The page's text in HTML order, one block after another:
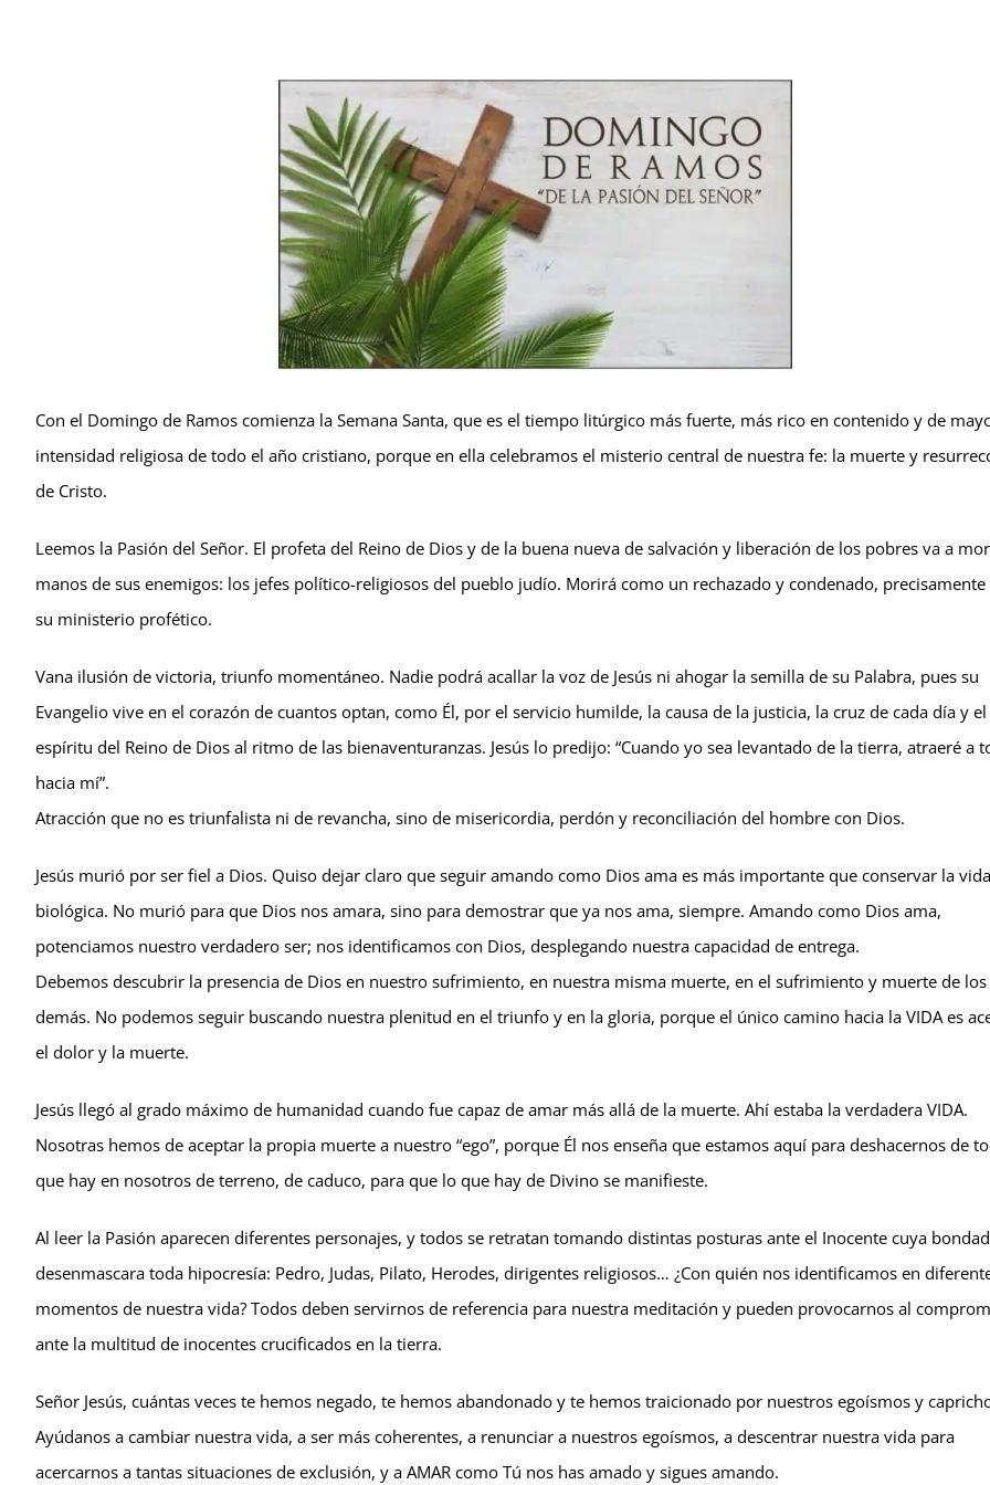
Con el Domingo de Ramos comienza la Semana Santa, que es el tiempo litúrgico más fuerte, más rico en contenido y de
intensidad religiosa de todo el año cristiano, porque en ella celebramos el misterio central de nuestra fe: la muerte y
de Cristo.
Leemos la Pasión del Señor. El profeta del Reino de Dios y de la buena nueva de salvación y liberación de los pobres va a
manos de sus enemigos: los jefes político-religiosos del pueblo judío. Morirá como un rechazado y condenado,
su ministerio profético.
Vana ilusión de victoria, triunfo momentáneo. Nadie podrá acallar la voz de Jesús ni ahogar la semilla de su Palabra, pues su
Evangelio vive en el corazón de cuantos optan, como Él, por el servicio humilde, la causa de la justicia, la cruz de cada día y el
espíritu del Reino de Dios al ritmo de las bienaventuranzas. Jesús lo predijo: “Cuando yo sea levantado de la tierra, atraeré a
hacia mí”.
Atracción que no es triunfalista ni de revancha, sino de misericordia, perdón y reconciliación del hombre con Dios.
Jesús murió por ser fiel a Dios. Quiso dejar claro que seguir amando como Dios ama es más importante que conservar la vida
biológica. No murió para que Dios nos amara, sino para demostrar que ya nos ama, siempre. Amando como Dios ama,
potenciamos nuestro verdadero ser; nos identificamos con Dios, desplegando nuestra capacidad de entrega.
Debemos descubrir la presencia de Dios en nuestro sufrimiento, en nuestra misma muerte, en el sufrimiento y muerte de los
demás. No podemos seguir buscando nuestra plenitud en el triunfo y en la gloria, porque el único camino hacia la VIDA es
el dolor y la muerte.
Jesús llegó al grado máximo de humanidad cuando fue capaz de amar más allá de la muerte. Ahí estaba la verdadera VIDA.
Nosotras hemos de aceptar la propia muerte a nuestro “ego”, porque Él nos enseña que estamos aquí para deshacernos de
que hay en nosotros de terreno, de caduco, para que lo que hay de Divino se manifieste.
Al leer la Pasión aparecen diferentes personajes, y todos se retratan tomando distintas posturas ante el Inocente cuya bondad
desenmascara toda hipocresía: Pedro, Judas, Pilato, Herodes, dirigentes religiosos… ¿Con quién nos identificamos en
momentos de nuestra vida? Todos deben servirnos de referencia para nuestra meditación y pueden provocarnos al
ante la multitud de inocentes crucificados en la tierra.
Señor Jesús, cuántas veces te hemos negado, te hemos abandonado y te hemos traicionado por nuestros egoísmos y
Ayúdanos a cambiar nuestra vida, a ser más coherentes, a renunciar a nuestros egoísmos, a descentrar nuestra vida para
acercarnos a tantas situaciones de exclusión, y a AMAR como Tú nos has amado y sigues amando.